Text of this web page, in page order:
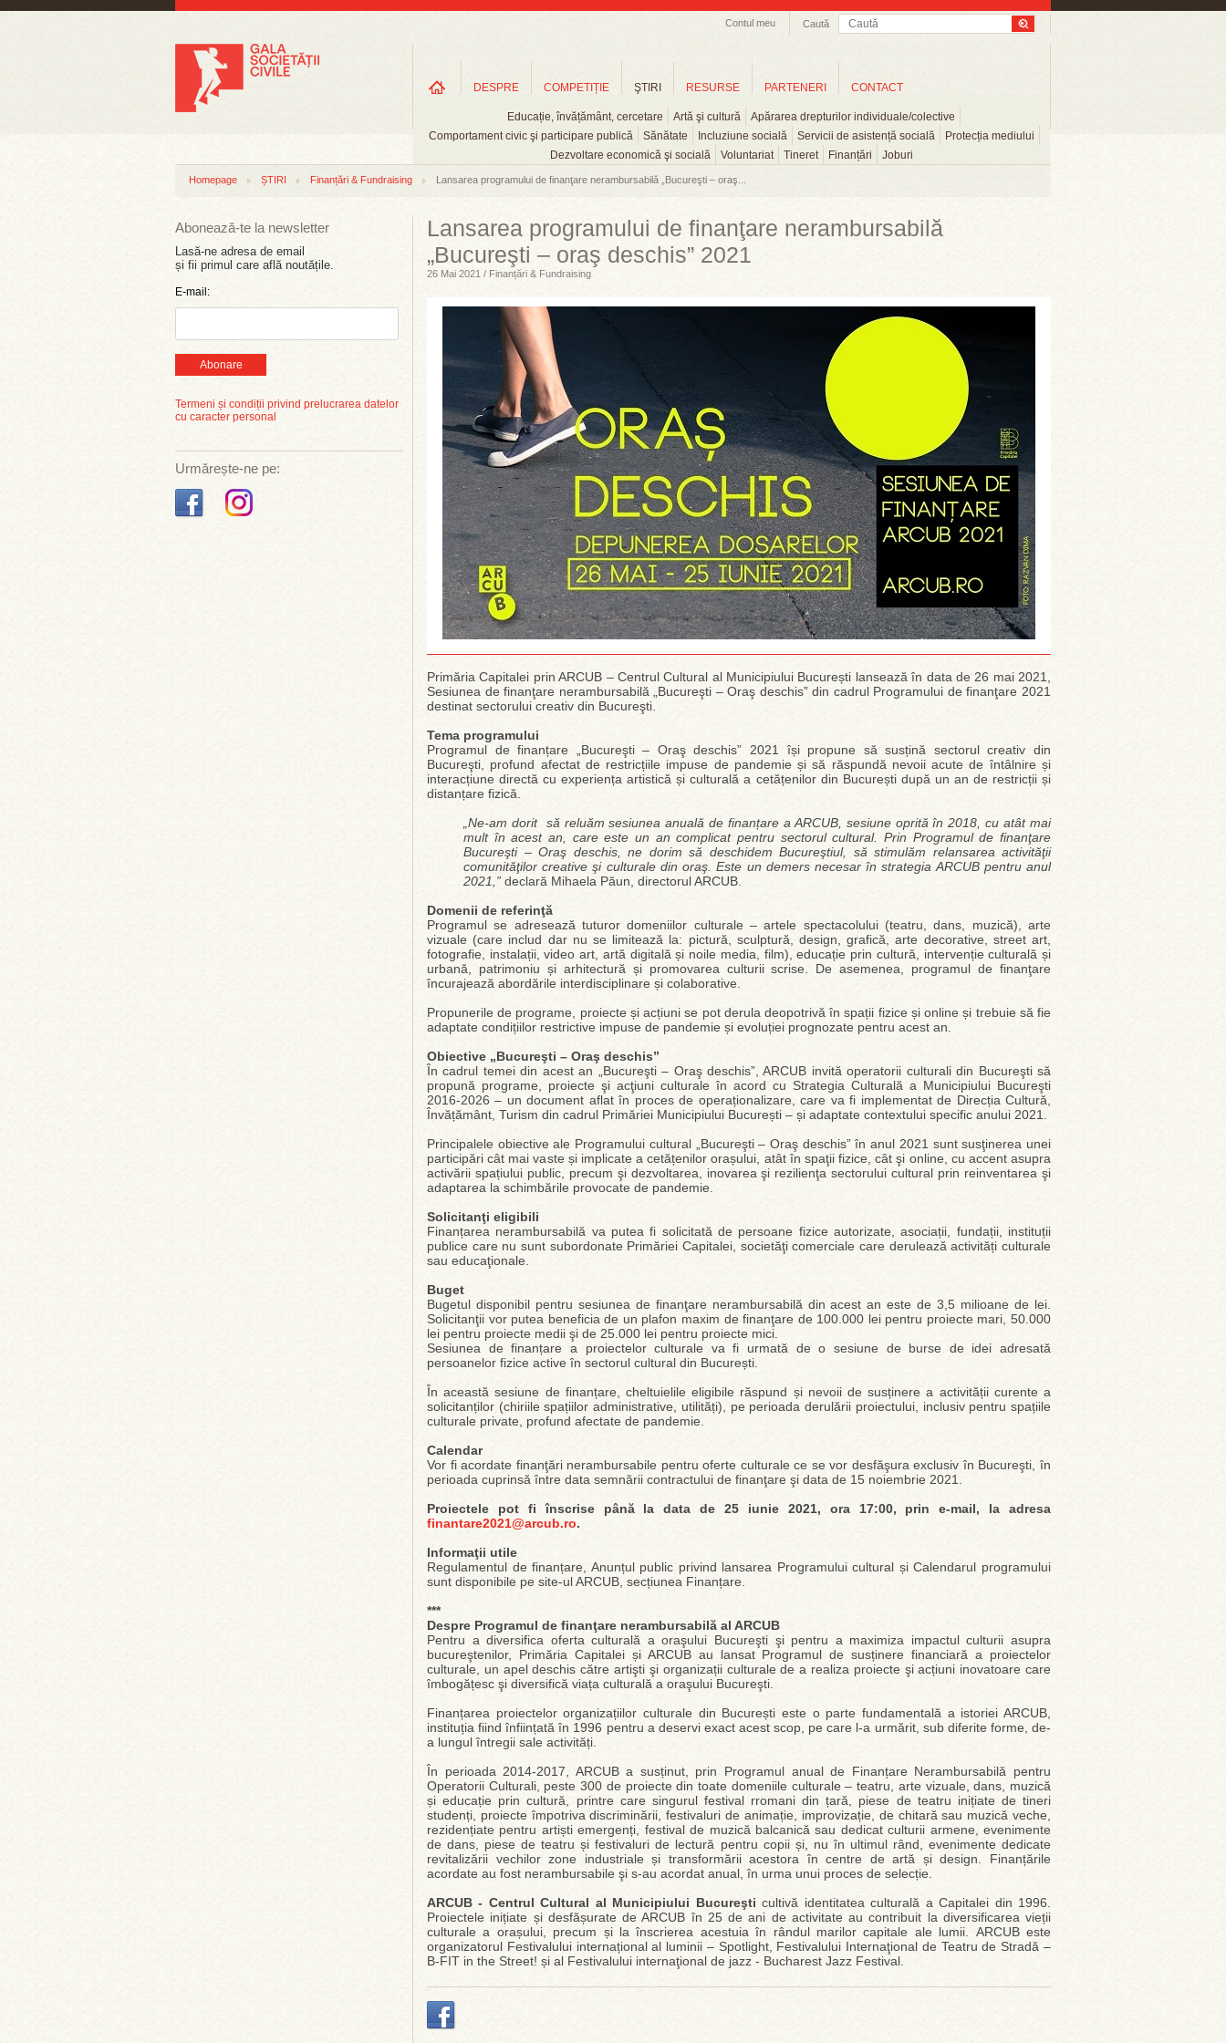
Caută
Contul meu
DESPRE COMPETIȚIE ŞTIRI
Educație, învățământ, cercetare Artă şi cultură
Apărarea drepturilor individuale/colective
Comportament civic şi participare publică
Sănătate Incluziune socială Servicii de asistență socială
Protecția mediului
Dezvoltare economică şi socială
Voluntariat Tineret Finanțări Joburi
RESURSE PARTENERI CONTACT
Homepage ȘTIRI Finanțări & Fundraising Lansarea programului de finanţare nerambursabilă „Bucureşti – oraş...
Abonează-te la newsletter
Lasă-ne adresa de email
și fii primul care află noutățile.
E-mail:
Abonare
Termeni și condiții privind prelucrarea datelor
cu caracter personal
Urmărește-ne pe:
Lansarea programului de finanţare nerambursabilă
„Bucureşti – oraş deschis” 2021
26 Mai 2021 / Finanțări & Fundraising
Primăria Capitalei prin ARCUB – Centrul Cultural al Municipiului București lansează în data de 26 mai 2021,
Sesiunea de finanţare nerambursabilă „Bucureşti – Oraş deschis” din cadrul Programului de finanţare 2021
destinat sectorului creativ din Bucureşti.
Tema programului
Programul de finanțare „Bucureşti – Oraş deschis” 2021 își propune să susțină sectorul creativ din
Bucureşti, profund afectat de restricțiile impuse de pandemie și să răspundă nevoii acute de întâlnire și
interacțiune directă cu experiența artistică și culturală a cetățenilor din București după un an de restricții și
distanțare fizică.
„Ne-am dorit să reluăm sesiunea anuală de finanțare a ARCUB, sesiune oprită în 2018, cu atât mai
mult în acest an, care este un an complicat pentru sectorul cultural. Prin Programul de finanţare
Bucureşti – Oraş deschis, ne dorim să deschidem Bucureştiul, să stimulăm relansarea activităţii
comunităţilor creative şi culturale din oraş. Este un demers necesar în strategia ARCUB pentru anul
2021,” declară Mihaela Păun, directorul ARCUB.
Domenii de referinţă
Programul se adresează tuturor domeniilor culturale – artele spectacolului (teatru, dans, muzică), arte
vizuale (care includ dar nu se limitează la: pictură, sculptură, design, grafică, arte decorative, street art,
fotografie, instalații, video art, artă digitală și noile media, film), educație prin cultură, intervenție culturală și
urbană, patrimoniu și arhitectură și promovarea culturii scrise. De asemenea, programul de finanţare
încurajează abordările interdisciplinare și colaborative.
Propunerile de programe, proiecte și acțiuni se pot derula deopotrivă în spații fizice și online și trebuie să fie
adaptate condițiilor restrictive impuse de pandemie și evoluției prognozate pentru acest an.
Obiective „Bucureşti – Oraş deschis”
În cadrul temei din acest an „Bucureşti – Oraş deschis”, ARCUB invită operatorii culturali din Bucureşti să
propună programe, proiecte şi acţiuni culturale în acord cu Strategia Culturală a Municipiului Bucureşti
2016-2026 – un document aflat în proces de operaționalizare, care va fi implementat de Direcția Cultură,
Învățământ, Turism din cadrul Primăriei Municipiului București – și adaptate contextului specific anului 2021.
Principalele obiective ale Programului cultural „Bucureşti – Oraş deschis” în anul 2021 sunt susţinerea unei
participări cât mai vaste și implicate a cetățenilor orașului, atât în spaţii fizice, cât şi online, cu accent asupra
activării spațiului public, precum şi dezvoltarea, inovarea şi rezilienţa sectorului cultural prin reinventarea şi
adaptarea la schimbările provocate de pandemie.
Solicitanţi eligibili
Finanțarea nerambursabilă va putea fi solicitată de persoane fizice autorizate, asociații, fundații, instituții
publice care nu sunt subordonate Primăriei Capitalei, societăţi comerciale care derulează activități culturale
sau educaţionale.
Buget
Bugetul disponibil pentru sesiunea de finanţare nerambursabilă din acest an este de 3,5 milioane de lei.
Solicitanţii vor putea beneficia de un plafon maxim de finanţare de 100.000 lei pentru proiecte mari, 50.000
lei pentru proiecte medii şi de 25.000 lei pentru proiecte mici.
Sesiunea de finanțare a proiectelor culturale va fi urmată de o sesiune de burse de idei adresată
persoanelor fizice active în sectorul cultural din București.
În această sesiune de finanțare, cheltuielile eligibile răspund și nevoii de susținere a activității curente a
solicitanților (chiriile spațiilor administrative, utilități), pe perioada derulării proiectului, inclusiv pentru spațiile
culturale private, profund afectate de pandemie.
Calendar
Vor fi acordate finanţări nerambursabile pentru oferte culturale ce se vor desfăşura exclusiv în Bucureşti, în
perioada cuprinsă între data semnării contractului de finanţare şi data de 15 noiembrie 2021.
Proiectele pot fi înscrise până la data de 25 iunie 2021, ora 17:00, prin e-mail, la adresa
finantare2021@arcub.ro.
Informaţii utile
Regulamentul de finanțare, Anunțul public privind lansarea Programului cultural și Calendarul programului
sunt disponibile pe site-ul ARCUB, secțiunea Finanțare.
***
Despre Programul de finanţare nerambursabilă al ARCUB
Pentru a diversifica oferta culturală a oraşului Bucureşti şi pentru a maximiza impactul culturii asupra
bucureştenilor, Primăria Capitalei și ARCUB au lansat Programul de susținere financiară a proiectelor
culturale, un apel deschis către artişti şi organizații culturale de a realiza proiecte şi acțiuni inovatoare care
îmbogățesc şi diversifică viața culturală a oraşului Bucureşti.
Finanțarea proiectelor organizațiilor culturale din București este o parte fundamentală a istoriei ARCUB,
instituția fiind înființată în 1996 pentru a deservi exact acest scop, pe care l-a urmărit, sub diferite forme, de-
a lungul întregii sale activități.
În perioada 2014-2017, ARCUB a susținut, prin Programul anual de Finanțare Nerambursabilă pentru
Operatorii Culturali, peste 300 de proiecte din toate domeniile culturale – teatru, arte vizuale, dans, muzică
și educație prin cultură, printre care singurul festival rromani din țară, piese de teatru inițiate de tineri
studenți, proiecte împotriva discriminării, festivaluri de animație, improvizație, de chitară sau muzică veche,
rezidențiate pentru artiști emergenți, festival de muzică balcanică sau dedicat culturii armene, evenimente
de dans, piese de teatru și festivaluri de lectură pentru copii și, nu în ultimul rând, evenimente dedicate
revitalizării vechilor zone industriale și transformării acestora în centre de artă și design. Finanțările
acordate au fost nerambursabile şi s-au acordat anual, în urma unui proces de selecție.
ARCUB - Centrul Cultural al Municipiului Bucureşti cultivă identitatea culturală a Capitalei din 1996.
Proiectele inițiate și desfășurate de ARCUB în 25 de ani de activitate au contribuit la diversificarea vieții
culturale a orașului, precum și la înscrierea acestuia în rândul marilor capitale ale lumii. ARCUB este
organizatorul Festivalului internațional al luminii – Spotlight, Festivalului Internaţional de Teatru de Stradă –
B-FIT in the Street! și al Festivalului internaţional de jazz - Bucharest Jazz Festival.